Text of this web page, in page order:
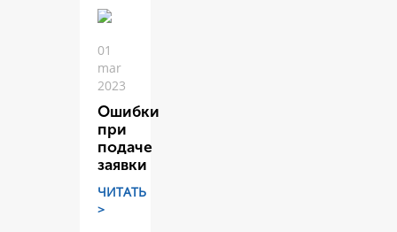
01
mar
2023
Ошибки
при
подаче
заявки
ЧИТАТЬ
>